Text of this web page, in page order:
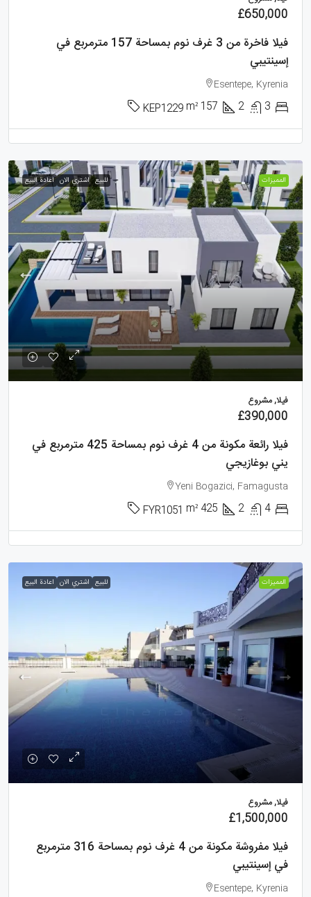
£650,000
فيلا فاخرة من 3 غرف نوم بمساحة 157 مترمربع في
إسينتيبي
Esentepe, Kyrenia
3
2
157
m²
KEP1229
الممیزات للبيع اشتري الان اعادة البيع
فيلا, مشروع
£390,000
فيلا رائعة مكونة من 4 غرف نوم بمساحة 425 مترمربع في
يني بوغازيجي
Yeni Bogazici, Famagusta
4
2
425
m²
FYR1051
الممیزات للبيع اشتري الان اعادة البيع
فيلا, مشروع
£1,500,000
فيلا مفروشة مكونة من 4 غرف نوم بمساحة 316 مترمربع
في إسينتيبي
Esentepe, Kyrenia